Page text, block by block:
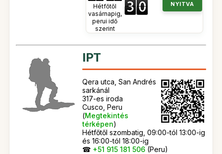
Hétfőtől
vasárnapig,
perui idő
szerint
NYITVA
IPT
Qera utca, San Andrés
sarkánál
317-es iroda
Cusco, Peru
(Megtekintés
térképen)
Hétfőtől szombatig, 09:00-tól 13:00-ig
és 16:00-tól 18:00-ig
☎ +51 915 181 506 (Peru)